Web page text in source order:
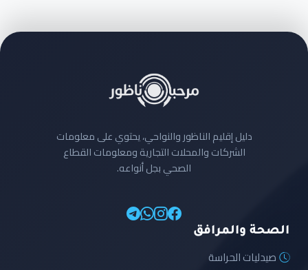
دليل إقليم الناظور والنواحي، يحتوي على معلومات
الشركات والمحلات التجارية ومعلومات القطاع
الصحي بجل أنواعه.
الصحة والمرافق
صيدليات الحراسة